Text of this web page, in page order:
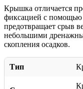
Крышка отличается
фиксацией с помощью
предотвращает срыв
небольшими
скопления осадков.
Тип